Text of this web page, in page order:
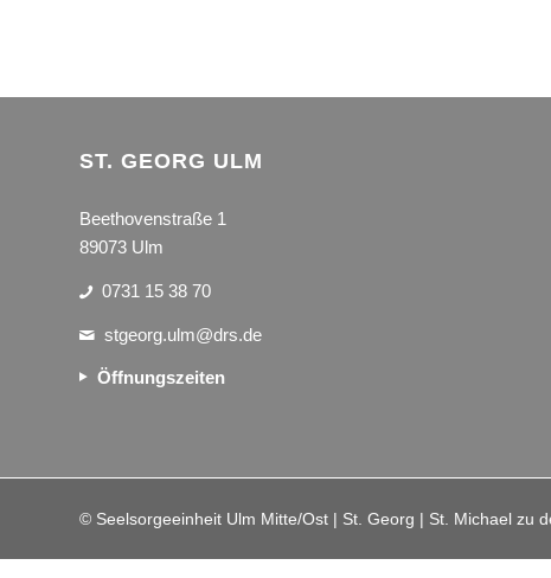
ST. GEORG ULM
Beethovenstraße 1
89073 Ulm
0731 15 38 70
stgeorg.ulm@drs.de
Öffnungszeiten
© Seelsorgeeinheit Ulm Mitte/Ost | St. Georg | St. Michael zu